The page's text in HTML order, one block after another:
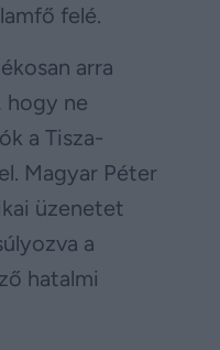
felé.
arra
hogy ne
a Tisza-
Magyar Péter
üzenetet
a
hatalmi